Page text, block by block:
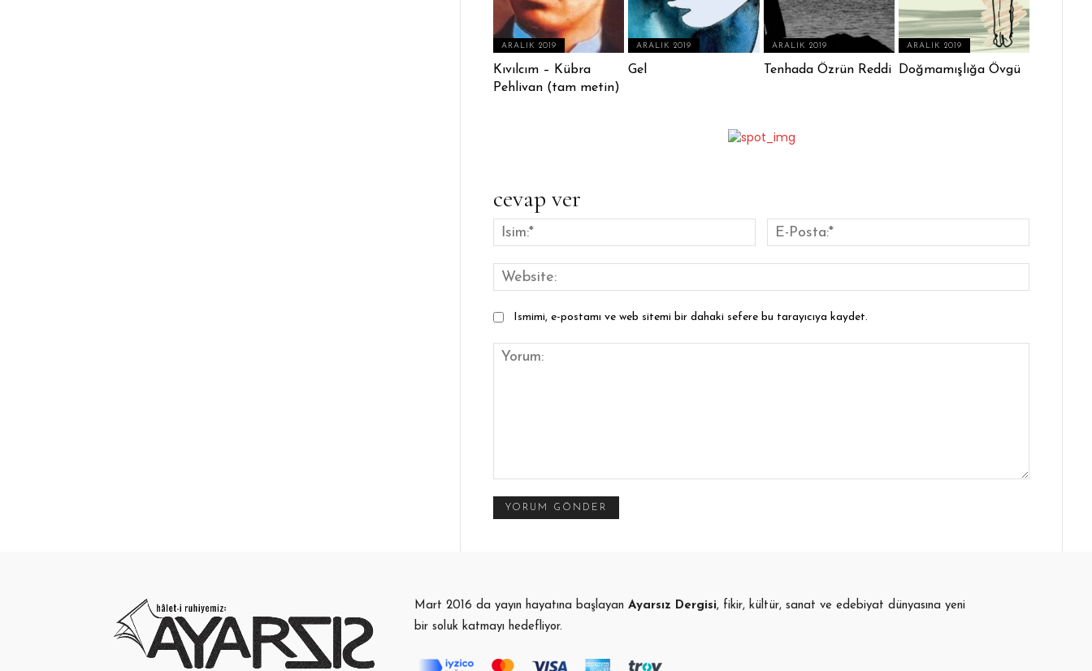
ARALIK 2019
Kıvılcım – Kübra
Pehlivan (tam metin)
ARALIK 2019
Gel
ARALIK 2019
Tenhada Özrün Reddi
ARALIK 2019
Doğmamışlığa Övgü
cevap ver
İsim:*
Posta:*
Ismimi, e-postamı ve web sitemi bir dahaki sefere bu tarayıcıya kaydet.
Mart 2016 da yayın hayatına başlayan Ayarsız Dergisi, fikir, kültür, sanat ve edebiyat dünyasına yeni
bir soluk katmayı hedefliyor.